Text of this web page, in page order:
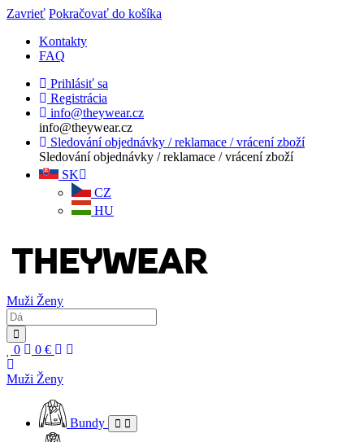
Zavrieť Pokračovať do košíka
Kontakty
FAQ
Prihlásiť sa
Registrácia
info@theywear.cz
info@theywear.cz
Sledování objednávky / reklamace / vrácení zboží
Sledování objednávky / reklamace / vrácení zboží
SK
CZ
HU
Muži Ženy
0 0 €
Muži Ženy
Bundy